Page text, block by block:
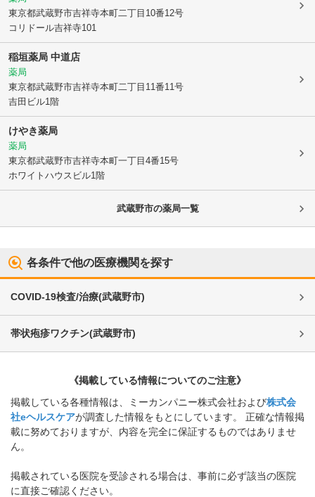
東京都武蔵野市吉祥寺本町二丁目10番12号
コリドール吉祥寺101
稲垣薬局 中道店
薬局
東京都武蔵野市吉祥寺本町二丁目11番11号
吉田ビル1階
けやき薬局
薬局
東京都武蔵野市吉祥寺本町一丁目4番15号
ホワイトハウスビル1階
武蔵野市の薬局一覧
各条件で他の医療機関を探す
COVID-19検査/治療(武蔵野市)
帯状疱疹ワクチン(武蔵野市)
《掲載している情報についてのご注意》
掲載している各種情報は、ミーカンパニー株式会社および株式会
社eヘルスケアが調査した情報をもとにしています。 正確な情報掲
載に努めておりますが、内容を完全に保証するものではありませ
ん。
掲載されている医院を受診される場合は、事前に必ず該当の医院
に直接ご確認ください。